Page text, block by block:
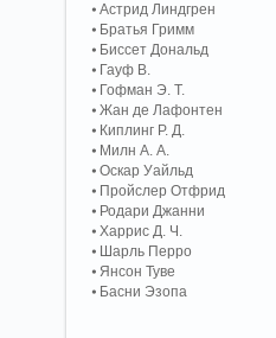
Астрид Линдгрен
Братья Гримм
Биссет Дональд
Гауф В.
Гофман Э. Т.
Жан де Лафонтен
Киплинг Р. Д.
Милн А. А.
Оскар Уайльд
Пройслер Отфрид
Родари Джанни
Харрис Д. Ч.
Шарль Перро
Янсон Туве
Басни Эзопа